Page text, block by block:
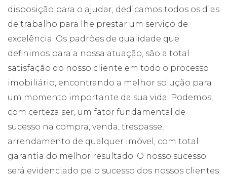
disposição para o ajudar, dedicamos todos os dias
de trabalho para lhe prestar um serviço de
excelência. Os padrões de qualidade que
definimos para a nossa atuação, são a total
satisfação do nosso cliente em todo o processo
imobiliário, encontrando a melhor solução para
um momento importante da sua vida. Podemos,
com certeza ser, um fator fundamental de
sucesso na compra, venda, trespasse,
arrendamento de qualquer imóvel, com total
garantia do melhor resultado. O nosso sucesso
será evidenciado pelo sucesso dos nossos clientes